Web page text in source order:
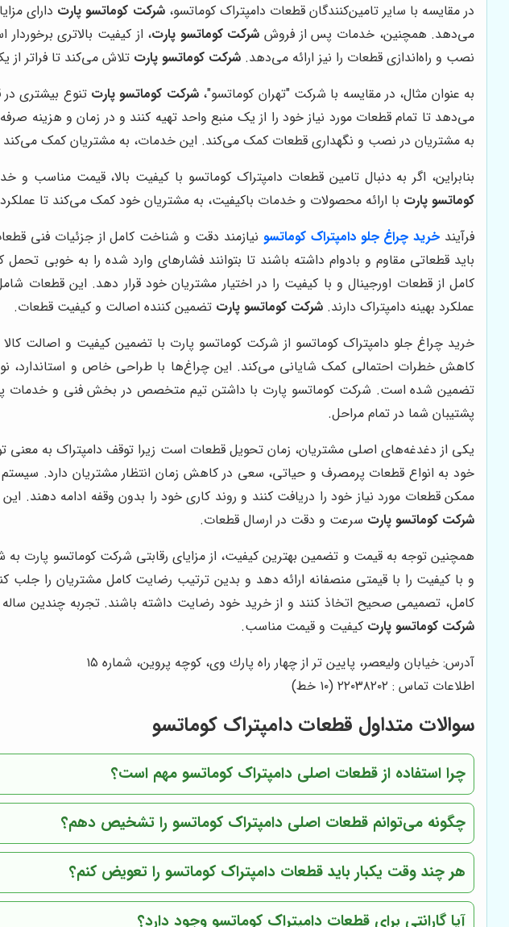
در مقایسه با سایر تامین‌کنندگان قطعات دامپتراک کوماتسو،شرکت کوماتسو پارت دارای
می‌دهد. همچنین، خدمات پس از فروش شرکت کوماتسو پارت، از کیفیت بالاتری
نصب و راه‌اندازی قطعات را نیز ارائه می‌دهد. شرکت کوماتسو پارت تلاش می‌کند تا فراتر
به عنوان مثال، در مقایسه با شرکت "تهران کوماتسو"،شرکت کوماتسو پارت تنوع بیشتری
می‌دهد تا تمام قطعات مورد نیاز خود را از یک منبع واحد تهیه کنند و در زمان و هزینه
به مشتریان در نصب و نگهداری قطعات کمک می‌کند. این خدمات، به مشتریان کمک می‌کند
بنابراین، اگر به دنبال تامین قطعات دامپتراک کوماتسو با کیفیت بالا، قیمت
کوماتسو پارت با ارائه محصولات و خدمات باکیفیت، به مشتریان خود کمک می‌کند تا
فرآیند خرید چراغ جلو دامپتراک کوماتسو نیازمند دقت و شناخت کامل از جزئیات فنی
باید قطعاتی مقاوم و بادوام داشته باشند تا بتوانند فشارهای وارد شده را به خوبی
کامل از قطعات اورجینال و با کیفیت را در اختیار مشتریان خود قرار دهد. این
عملکرد بهینه دامپتراک دارند. شرکت کوماتسو پارت تضمین کننده اصالت و کیفیت قطعات.
خرید چراغ جلو دامپتراک کوماتسو از شرکت کوماتسو پارت با تضمین کیفیت و اصالت
کاهش خطرات احتمالی کمک شایانی می‌کند. این چراغ‌ها با طراحی خاص و استاندارد،
تضمین شده است. شرکت کوماتسو پارت با داشتن تیم متخصص در بخش فنی و خدمات پس
پشتیبان شما در تمام مراحل.
یکی از دغدغه‌های اصلی مشتریان، زمان تحویل قطعات است زیرا توقف دامپتراک به
خود به انواع قطعات پرمصرف و حیاتی، سعی در کاهش زمان انتظار مشتریان دارد.
ممکن قطعات مورد نیاز خود را دریافت کنند و روند کاری خود را بدون وقفه ادامه دهند.
شرکت کوماتسو پارت سرعت و دقت در ارسال قطعات.
همچنین توجه به قیمت و تضمین بهترین کیفیت، از مزایای رقابتی شرکت کوماتسو پارت به
و با کیفیت را با قیمتی منصفانه ارائه دهد و بدین ترتیب رضایت کامل مشتریان را
کامل، تصمیمی صحیح اتخاذ کنند و از خرید خود رضایت داشته باشند. تجربه چندین
شرکت کوماتسو پارت کیفیت و قیمت مناسب.
آدرس: خيابان وليعصر، پايين تر از چهار راه پارك وى، كوچه پروين، شماره ١٥
اطلاعات تماس : ٢٢٠٣٨٢٠٢ (١٠ خط)
سوالات متداول قطعات دامپتراک کوماتسو
چرا استفاده از قطعات اصلی دامپتراک کوماتسو مهم است؟
چگونه می‌توانم قطعات اصلی دامپتراک کوماتسو را تشخیص دهم؟
هر چند وقت یکبار باید قطعات دامپتراک کوماتسو را تعویض کنم؟
آیا گارانتی برای قطعات دامپتراک کوماتسو وجود دارد؟